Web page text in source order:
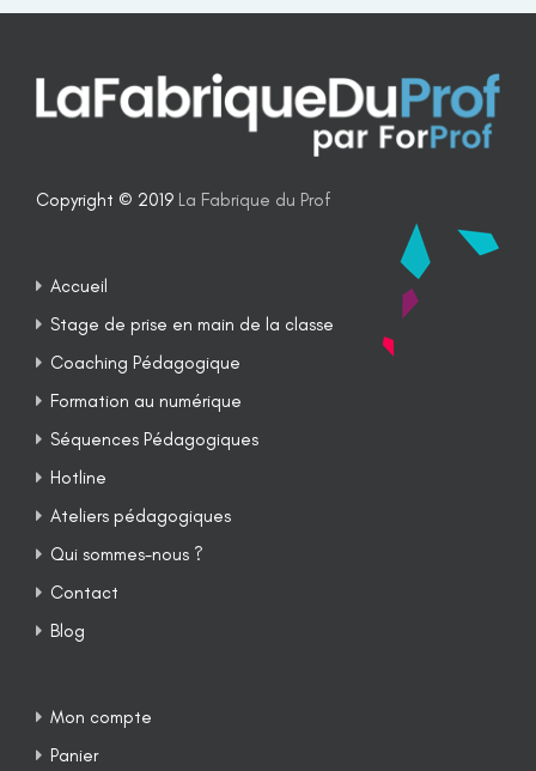
Copyright © 2019 La Fabrique du Prof
Accueil
Stage de prise en main de la classe
Coaching Pédagogique
Formation au numérique
Séquences Pédagogiques
Hotline
Ateliers pédagogiques
Qui sommes-nous ?
Contact
Blog
Mon compte
Panier